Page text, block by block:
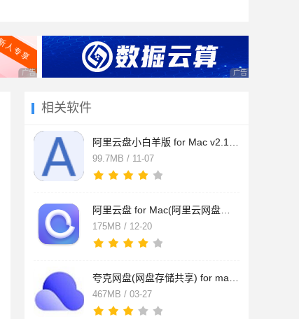
广告 商业广告，理性选择 广告 商业广告，理
相关软件
99.7MB / 11-07
175MB / 12-20
467MB / 03-27